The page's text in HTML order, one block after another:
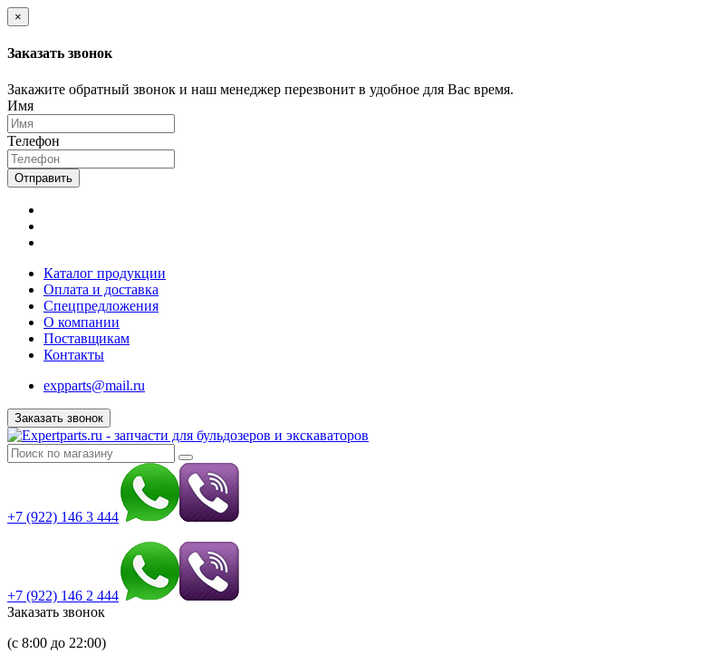
×
Заказать звонок
Закажите обратный звонок и наш менеджер перезвонит в удобное для Вас время.
Имя
Телефон
Отправить
Каталог продукции
Оплата и доставка
Спецпредложения
О компании
Поставщикам
Контакты
expparts@mail.ru
Заказать звонок
+7 (922) 146 3 444
+7 (922) 146 2 444
Заказать звонок
(с 8:00 до 22:00)